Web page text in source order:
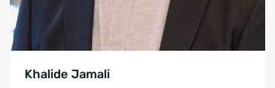
Khalide Jamali